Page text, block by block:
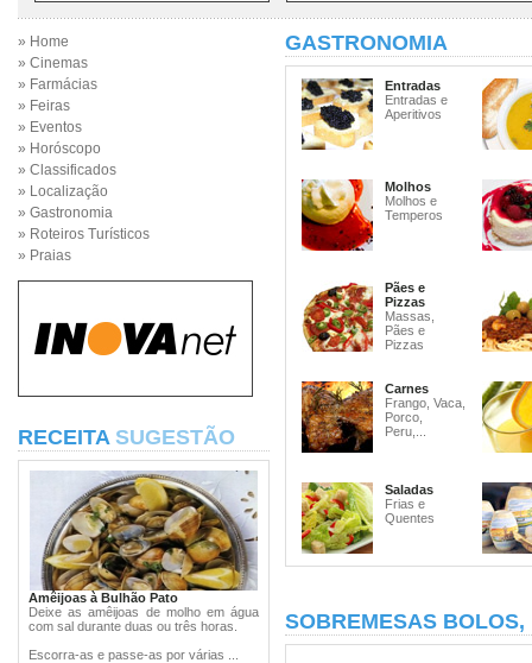
» Home
» Cinemas
» Farmácias
» Feiras
» Eventos
» Horóscopo
» Classificados
» Localização
» Gastronomia
» Roteiros Turísticos
» Praias
RECEITA SUGESTÃO
Amêijoas à Bulhão Pato
Deixe as amêijoas de molho em água
com sal durante duas ou três horas.
Escorra-as e passe-as por várias ...
GASTRONOMIA
Entradas
Entradas e
Aperitivos
Molhos
Molhos e
Temperos
Pães e
Pizzas
Massas,
Pães e
Pizzas
Carnes
Frango, Vaca,
Porco,
Peru,...
Saladas
Frias e
Quentes
SOBREMESAS